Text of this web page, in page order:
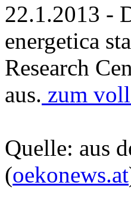
22.1.2013 -
energetica
Research
aus. zum
Quelle: aus
(oekonews.at